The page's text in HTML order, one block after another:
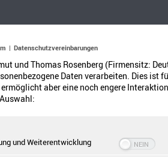
| Datenschutzvereinbarungen
und Thomas Rosenberg (Firmensitz:
Daten verarbeiten. Dies ist
aber eine noch engere
und Weiterentwicklung